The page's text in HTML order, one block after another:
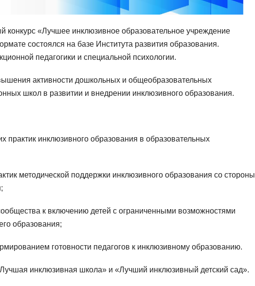
«Лучшее инклюзивное образовательное учреждение
состоялся на базе Института развития образования.
педагогики и специальной психологии.
активности дошкольных и общеобразовательных
школ в развитии и внедрении инклюзивного образования.
практик инклюзивного образования в образовательных
методической поддержки инклюзивного образования со стороны
к включению детей с ограниченными возможностями
образования;
готовности педагогов к инклюзивному образованию.
инклюзивная школа» и «Лучший инклюзивный детский сад».